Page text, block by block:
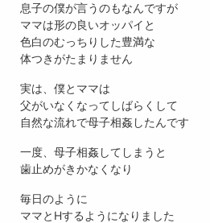
息子の僕が言うのもなんですが
ママは形の良いオッパイと
色白のむっちりした豊満な
体つきがたまりません
実は、僕とママは
父がいなくなってしばらくして
自然な流れで母子相姦したんです
一度、母子相姦してしまうと
歯止めがきかなくなり
毎日のように
ママとHするようになりました